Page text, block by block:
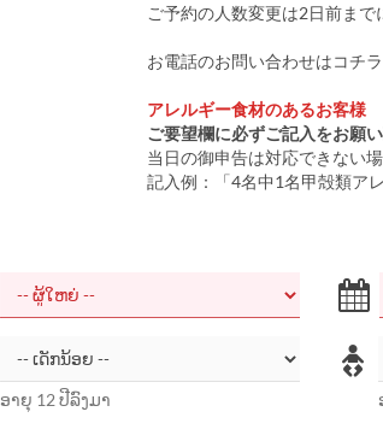
ご予約の人数変更は2日前まで
お電話のお問い合わせはコチ
アレルギー食材のあるお客様
ご要望欄に必ずご記入をお願い
当日の御申告は対応できない
記入例：「4名中1名甲殻類ア
ອາຍຸ 12 ປີລົງມາ